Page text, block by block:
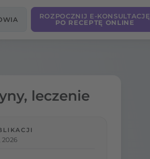
ROZPOCZNIJ E-KONSULTACJĘ
PO RECEPTĘ ONLINE
leczenie
2026